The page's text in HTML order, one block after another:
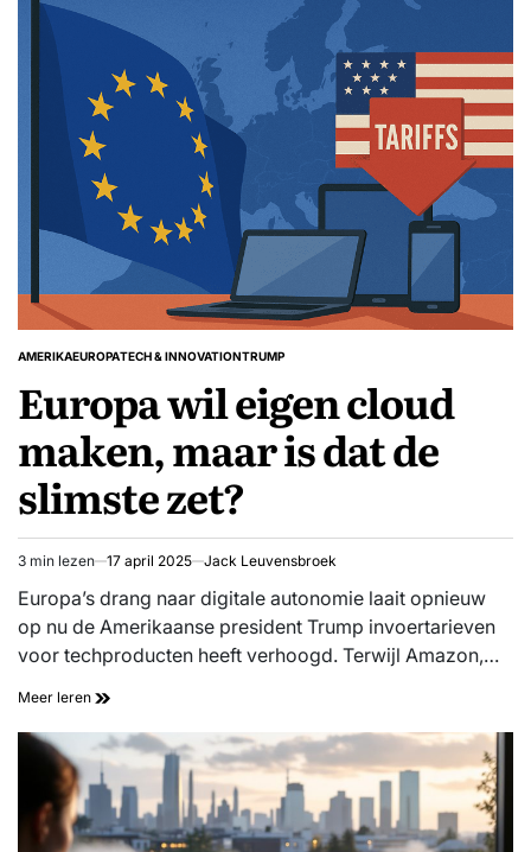
GEPLAATST
AMERIKAEUROPATECH & INNOVATIONTRUMP
Europa wil eigen cloud
maken, maar is dat de
slimste zet?
Geschatte
leestijd
3 min lezen 17 april 2025 Jack Leuvensbroek
Europa’s drang naar digitale autonomie laait opnieuw
op nu de Amerikaanse president Trump invoertarieven
voor techproducten heeft verhoogd. Terwijl Amazon,…
Meer leren